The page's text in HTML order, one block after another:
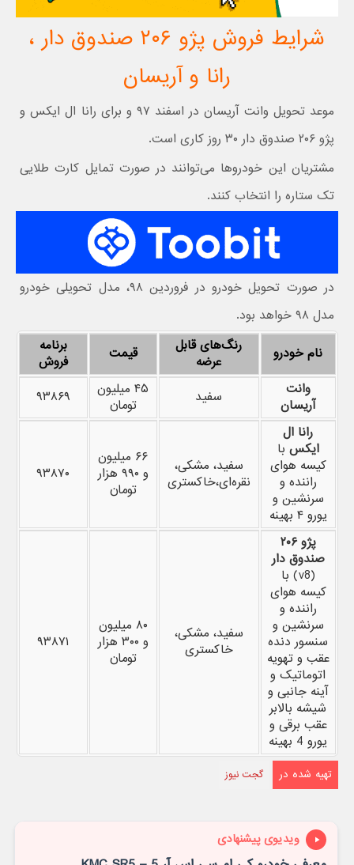
شرایط فروش پژو ۲۰۶ صندوق دار ،
رانا و آریسان
موعد تحویل وانت آریسان در اسفند ۹۷ و برای رانا ال ایکس و
پژو ۲۰۶ صندوق دار ۳۰ روز کاری است.
مشتریان این خودروها می‌توانند در صورت تمایل کارت طلایی
تک ستاره را انتخاب کنند.
در صورت تحویل خودرو در فروردین ۹۸، مدل تحویلی خودرو
مدل ۹۸ خواهد بود.
نام خودرو
رنگ‌های قابل
عرضه
قیمت
برنامه
فروش
وانت
آریسان
سفید
۴۵ میلیون
تومان
۹۳۸۶۹
رانا ال
ایکس با
کیسه هوای
راننده و
سرنشین و
یورو ۴ بهینه
سفید، مشکی،
نقره‌ای،‌خاکستری
۶۶ میلیون
و ۹۹۰ هزار
تومان
۹۳۸۷۰
پژو ۲۰۶
صندوق دار
(v8) با
کیسه هوای
راننده و
سرنشین و
سنسور دنده
عقب و تهویه
اتوماتیک و
آینه جانبی و
شیشه بالابر
عقب برقی و
یورو 4 بهینه
سفید، مشکی،
خاکستری
۸۰ میلیون
و ۳۰۰ هزار
تومان
۹۳۸۷۱
تهیه شده در گجت نیوز
ویدیوی پیشنهادی